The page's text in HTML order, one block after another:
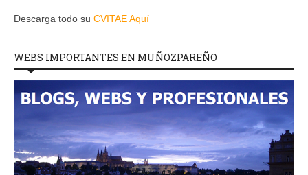
Descarga todo su CVITAE Aquí
WEBS IMPORTANTES EN MUÑOZPAREÑO